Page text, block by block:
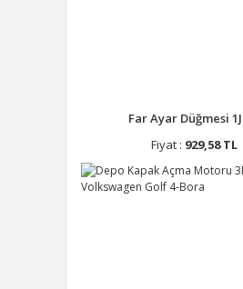
Far Ayar Düğmesi
Fiyat : 929,58 TL